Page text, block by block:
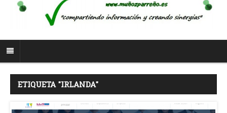
ETIQUETA "IRLANDA"